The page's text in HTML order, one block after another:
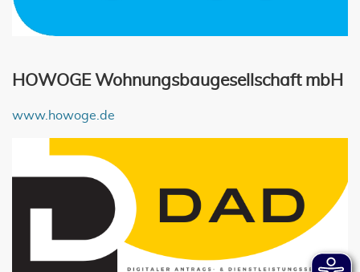
HOWOGE Wohnungsbaugesellschaft mbH
www.howoge.de